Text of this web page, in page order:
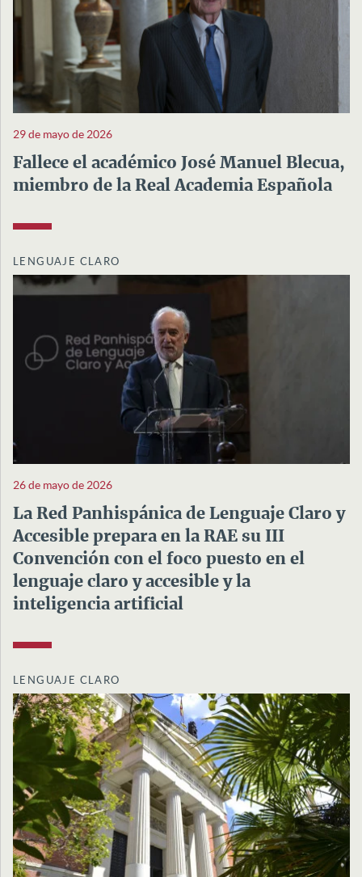
29 de mayo de 2026
Fallece el académico José Manuel Blecua,
miembro de la Real Academia Española
LENGUAJE CLARO
26 de mayo de 2026
La Red Panhispánica de Lenguaje Claro y
Accesible prepara en la RAE su III
Convención con el foco puesto en el
lenguaje claro y accesible y la
inteligencia artificial
LENGUAJE CLARO